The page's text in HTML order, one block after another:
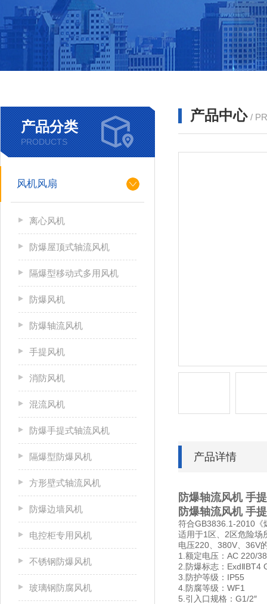
产品分类
PRODUCTS
风机风扇
离心风机
防爆屋顶式轴流风机
隔爆型移动式多用风机
防爆风机
防爆轴流风机
手提风机
消防风机
混流风机
防爆手提式轴流风机
隔爆型防爆风机
方形壁式轴流风机
防爆边墙风机
电控柜专用风机
不锈钢防爆风机
玻璃钢防腐风机
产品中心 /
产品详情
防爆轴流风机 手
防爆轴流风机 手
符合GB3836.1-2010《
适用于1区、2区危险场
电压220、380V、36V
1.额定电压：AC 220/
2.防爆标志：ExdⅡBT4
3.防护等级：IP55
4.防腐等级：WF1
5.引入口规格：G1/2″